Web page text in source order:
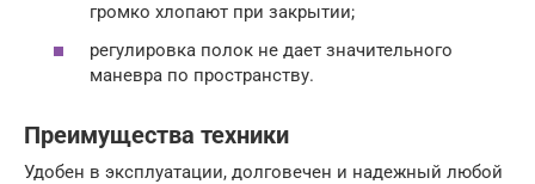
громко хлопают при закрытии;
регулировка полок не дает значительного
маневра по пространству.
Преимущества техники
Удобен в эксплуатации, долговечен и надежный любой